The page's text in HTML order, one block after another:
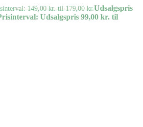
149,00 kr. til 179,00 kr.Udsalgspris
Udsalgspris 99,00 kr. til